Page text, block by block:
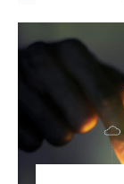
Di era
pesat,